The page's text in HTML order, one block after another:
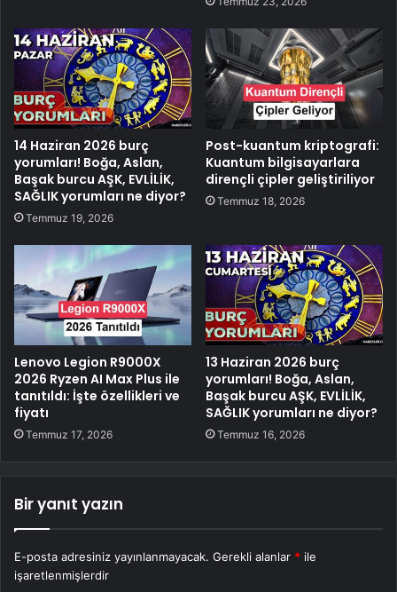
14 Haziran 2026 burç
yorumları! Boğa, Aslan,
Başak burcu AŞK, EVLİLİK,
SAĞLIK yorumları ne diyor?
Temmuz 19, 2026
Post-kuantum kriptografi:
Kuantum bilgisayarlara
dirençli çipler geliştiriliyor
Temmuz 18, 2026
Lenovo Legion R9000X
2026 Ryzen AI Max Plus ile
tanıtıldı: İşte özellikleri ve
fiyatı
Temmuz 17, 2026
13 Haziran 2026 burç
yorumları! Boğa, Aslan,
Başak burcu AŞK, EVLİLİK,
SAĞLIK yorumları ne diyor?
Temmuz 16, 2026
Bir yanıt yazın
E-posta adresiniz yayınlanmayacak. Gerekli alanlar * ile
işaretlenmişlerdir